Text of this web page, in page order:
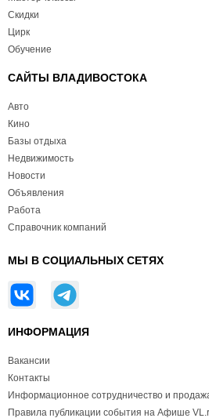
Скидки
Цирк
Обучение
САЙТЫ ВЛАДИВОСТОКА
Авто
Кино
Базы отдыха
Недвижимость
Новости
Объявления
Работа
Справочник компаний
МЫ В СОЦИАЛЬНЫХ СЕТЯХ
ИНФОРМАЦИЯ
Вакансии
Контакты
Информационное сотрудничество и
Правила публикации события на Афише